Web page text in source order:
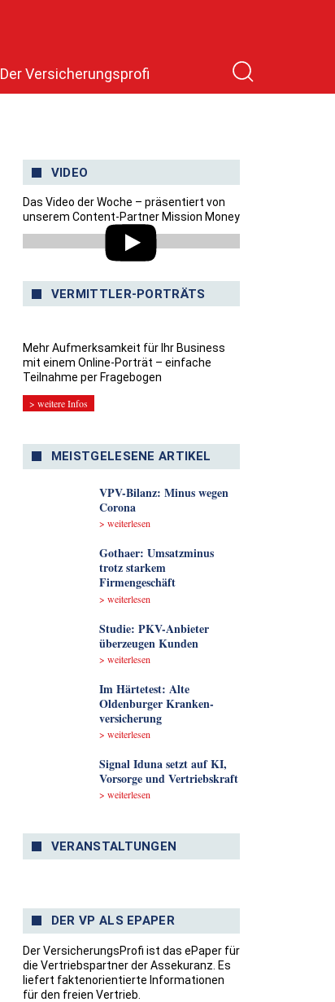
Der Versicherungsprofi
VIDEO
Das Video der Woche – präsentiert von
unserem Content-Partner Mission Money
VERMITTLER-PORTRÄTS
Mehr Aufmerksamkeit für Ihr Business
mit einem Online-Porträt – einfache
Teilnahme per Fragebogen
> weitere Infos
MEISTGELESENE ARTIKEL
VPV-Bilanz: Minus wegen
Corona
> weiterlesen
Gothaer: Umsatzminus
trotz starkem
Firmengeschäft
> weiterlesen
Studie: PKV-Anbieter
überzeugen Kunden
> weiterlesen
Im Härtetest: Alte
Oldenburger Kranken­
versicherung
> weiterlesen
Signal Iduna setzt auf KI,
Vorsorge und Vertriebskraft
> weiterlesen
VERANSTALTUNGEN
DER VP ALS EPAPER
Der VersicherungsProfi ist das ePaper für
die Vertriebspartner der Assekuranz. Es
liefert faktenorientierte Informationen
für den freien Vertrieb.